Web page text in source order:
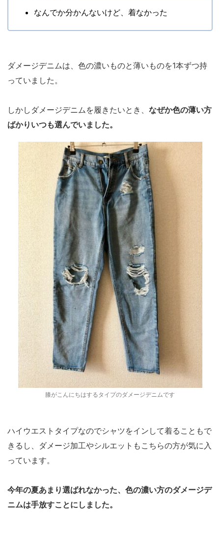
なんでか分かんないけど、着なかった
ダメージデニムは、色の濃いものと薄いものを1本ずつ持
っていました。
しかしダメージデニムを履きたいとき、 なぜか色の薄い方
ばかりいつも選んでいました。
膝がこんにちはするタイプのダメージデニムです
ハイウエストタイプなのでシャツをインして着ることもで
きるし、ダメージ加工やシルエットもこちらの方が気に入
っています。
今年の夏あまり選ばれなかった、色の濃い方のダメージデ
ニムは手放すことにしました。